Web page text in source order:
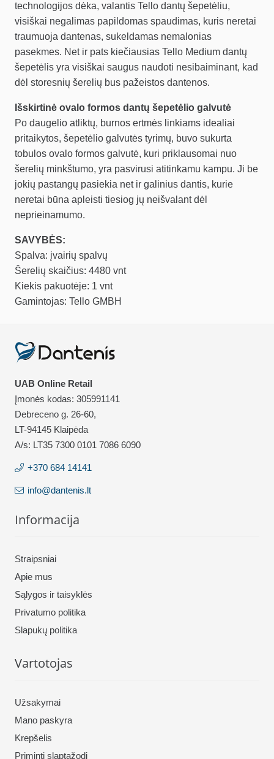
technologijos dėka, valantis Tello dantų šepetėliu,
visiškai negalimas papildomas spaudimas, kuris neretai
traumuoja dantenas, sukeldamas nemalonias
pasekmes. Net ir pats kiečiausias Tello Medium dantų
šepetėlis yra visiškai saugus naudoti nesibaiminant, kad
dėl storesnių šerelių bus pažeistos dantenos.
Išskirtinė ovalo formos dantų šepetėlio galvutė
Po daugelio atliktų, burnos ertmės linkiams idealiai
pritaikytos, šepetėlio galvutės tyrimų, buvo sukurta
tobulos ovalo formos galvutė, kuri priklausomai nuo
šerelių minkštumo, yra pasvirusi atitinkamu kampu. Ji be
jokių pastangų pasiekia net ir galinius dantis, kurie
neretai būna apleisti tiesiog jų neišvalant dėl
neprieinamumo.
SAVYBĖS:
Spalva: įvairių spalvų
Šerelių skaičius: 4480 vnt
Kiekis pakuotėje: 1 vnt
Gamintojas: Tello GMBH
UAB Online Retail
Įmonės kodas: 305991141
Debreceno g. 26-60,
LT-94145 Klaipėda
A/s: LT35 7300 0101 7086 6090
+370 684 14141
info@dantenis.lt
Informacija
Straipsniai
Apie mus
Sąlygos ir taisyklės
Privatumo politika
Slapukų politika
Vartotojas
Užsakymai
Mano paskyra
Krepšelis
Priminti slaptažodį